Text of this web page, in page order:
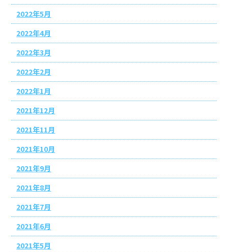
2022年5月
2022年4月
2022年3月
2022年2月
2022年1月
2021年12月
2021年11月
2021年10月
2021年9月
2021年8月
2021年7月
2021年6月
2021年5月